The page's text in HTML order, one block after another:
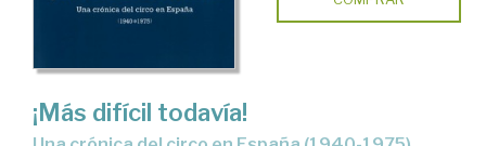
¡Más difícil todavía!